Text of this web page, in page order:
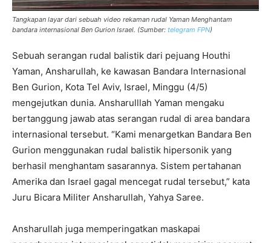
Tangkapan layar dari sebuah video rekaman rudal Yaman Menghantam
bandara internasional Ben Gurion Israel. (Sumber: telegram FPN)
Sebuah serangan rudal balistik dari pejuang Houthi
Yaman, Ansharullah, ke kawasan Bandara Internasional
Ben Gurion, Kota Tel Aviv, Israel, Minggu (4/5)
mengejutkan dunia. Ansharulllah Yaman mengaku
bertanggung jawab atas serangan rudal di area bandara
internasional tersebut. “Kami menargetkan Bandara Ben
Gurion menggunakan rudal balistik hipersonik yang
berhasil menghantam sasarannya. Sistem pertahanan
Amerika dan Israel gagal mencegat rudal tersebut,” kata
Juru Bicara Militer Ansharullah, Yahya Saree.
Ansharullah juga memperingatkan maskapai